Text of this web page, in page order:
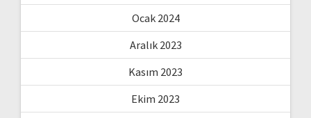
Ocak 2024
Aralık 2023
Kasım 2023
Ekim 2023